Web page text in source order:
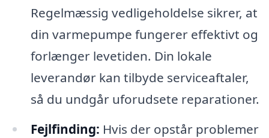
Regelmæssig vedligeholdelse sikrer, at
din varmepumpe fungerer effektivt og
forlænger levetiden. Din lokale
leverandør kan tilbyde serviceaftaler,
så du undgår uforudsete reparationer.
Fejlfinding: Hvis der opstår problemer